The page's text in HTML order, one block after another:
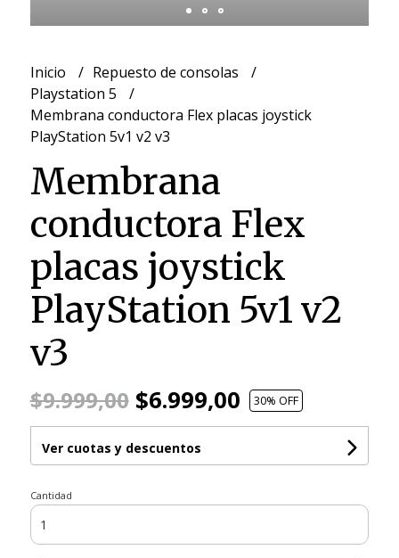
Inicio
Repuesto de consolas
Playstation 5
Membrana conductora Flex placas joystick
PlayStation 5v1 v2 v3
Membrana
conductora Flex
placas joystick
PlayStation 5v1 v2
v3
$9.999,00$6.999,00 30% OFF
Ver cuotas y descuentos
Cantidad